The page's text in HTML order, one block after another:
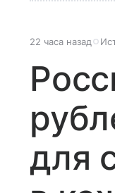
22 часа назад
для